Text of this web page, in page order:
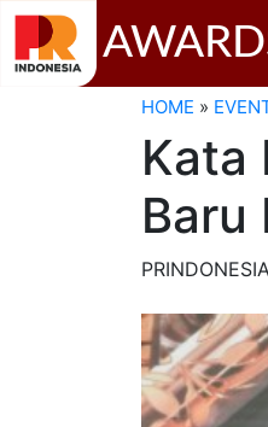
HOME »
Kata
Baru